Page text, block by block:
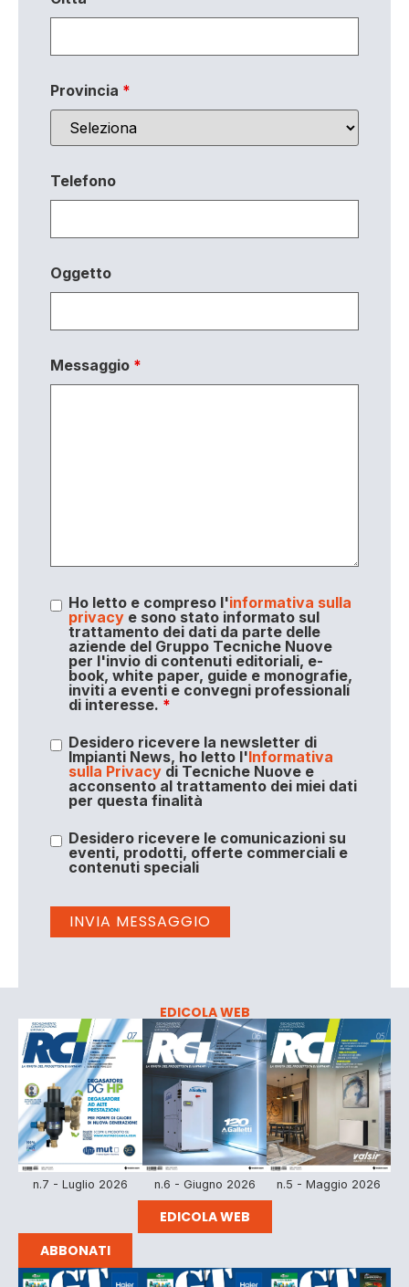
Provincia *
Telefono
Oggetto
Messaggio *
Ho letto e compreso l'informativa sulla
privacye sono stato informato sul
trattamento dei dati da parte delle
aziende del Gruppo Tecniche Nuove
per l'invio di contenuti editoriali, e-
book, white paper, guide e monografie,
inviti a eventi e convegni professionali
di interesse. *
Desidero ricevere la newsletter di
Impianti News, ho letto l'Informativa
sulla Privacydi Tecniche Nuove e
acconsento al trattamento dei miei dati
per questa finalità
Desidero ricevere le comunicazioni su
eventi, prodotti, offerte commerciali e
contenuti speciali
EDICOLA WEB
n.7 - Luglio 2026 n.6 - Giugno 2026 n.5 - Maggio 2026
EDICOLA WEB
ABBONATI